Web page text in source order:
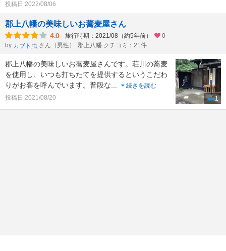
投稿日:2022/08/06
郡上八幡の美味しいお蕎麦屋さん
4.0 旅行時期：2021/08（約5年前）
0
by カブト虫 さん（男性） 郡上八幡 クチコミ：21件
郡上八幡の美味しいお蕎麦屋さんです。荘川の蕎麦
を使用し、いつも打ちたてを提供するというこだわ
りがお客を呼んでいます。普段な
続きを読む
投稿日:2021/08/20
1